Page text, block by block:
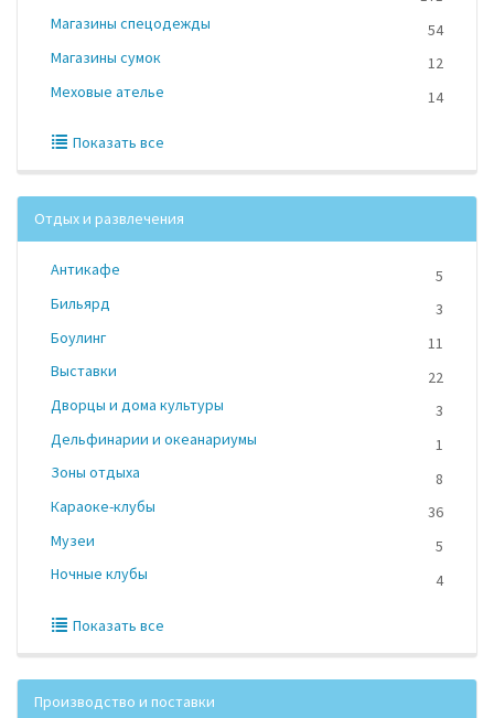
Магазины спецодежды
54
Магазины сумок
12
Меховые ателье
14
Показать все
Отдых и развлечения
Антикафе
5
Бильярд
3
Боулинг
11
Выставки
22
Дворцы и дома культуры
3
Дельфинарии и океанариумы
1
Зоны отдыха
8
Караоке-клубы
36
Музеи
5
Ночные клубы
4
Показать все
Производство и поставки